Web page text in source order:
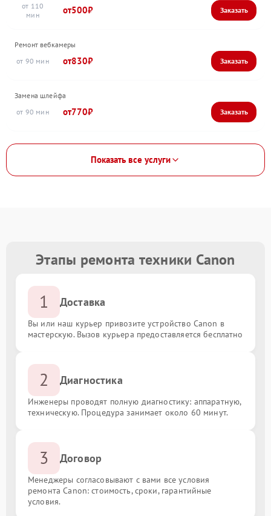
110
500
Ремонт вебкамеры
90
830
Замена шлейфа
90
770
Показать все услуги
Этапы ремонта техники Canon
1 Доставка
Вы или наш курьер привозите устройство Canon в
мастерскую. Вызов курьера предоставляется бесплатно
2 Диагностика
Инженеры проводят полную диагностику: аппаратную,
техническую. Процедура занимает около 60 минут.
3 Договор
Менеджеры согласовывают с вами все условия
ремонта Canon: стоимость, сроки, гарантийные
условия.